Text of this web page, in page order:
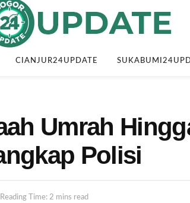
CIANJUR24UPDATE
Umrah
Polisi
Reading Time: 2 mins read